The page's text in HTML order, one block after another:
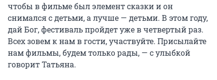
чтобы в фильме был элемент сказки и он
снимался с детьми, а лучше — детьми. В этом году,
дай Бог, фестиваль пройдет уже в четвертый раз.
Всех зовем к нам в гости, участвуйте. Присылайте
нам фильмы, будем только рады, — с улыбкой
говорит Татьяна.